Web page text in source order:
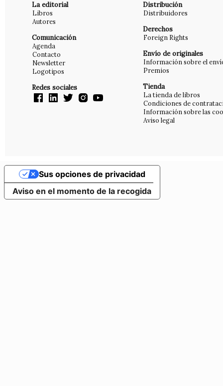
La editorial
Libros
Autores
Comunicación
Agenda
Contacto
Newsletter
Logotipos
Redes sociales
Distribución
Distribuidores
Derechos
Foreign Rights
Envío de originales
Información sobre el
Premios
Tienda
La tienda de libros
Condiciones de
Información sobre las
Aviso legal
Aviso en el momento de la recogida
Sus opciones de privacidad